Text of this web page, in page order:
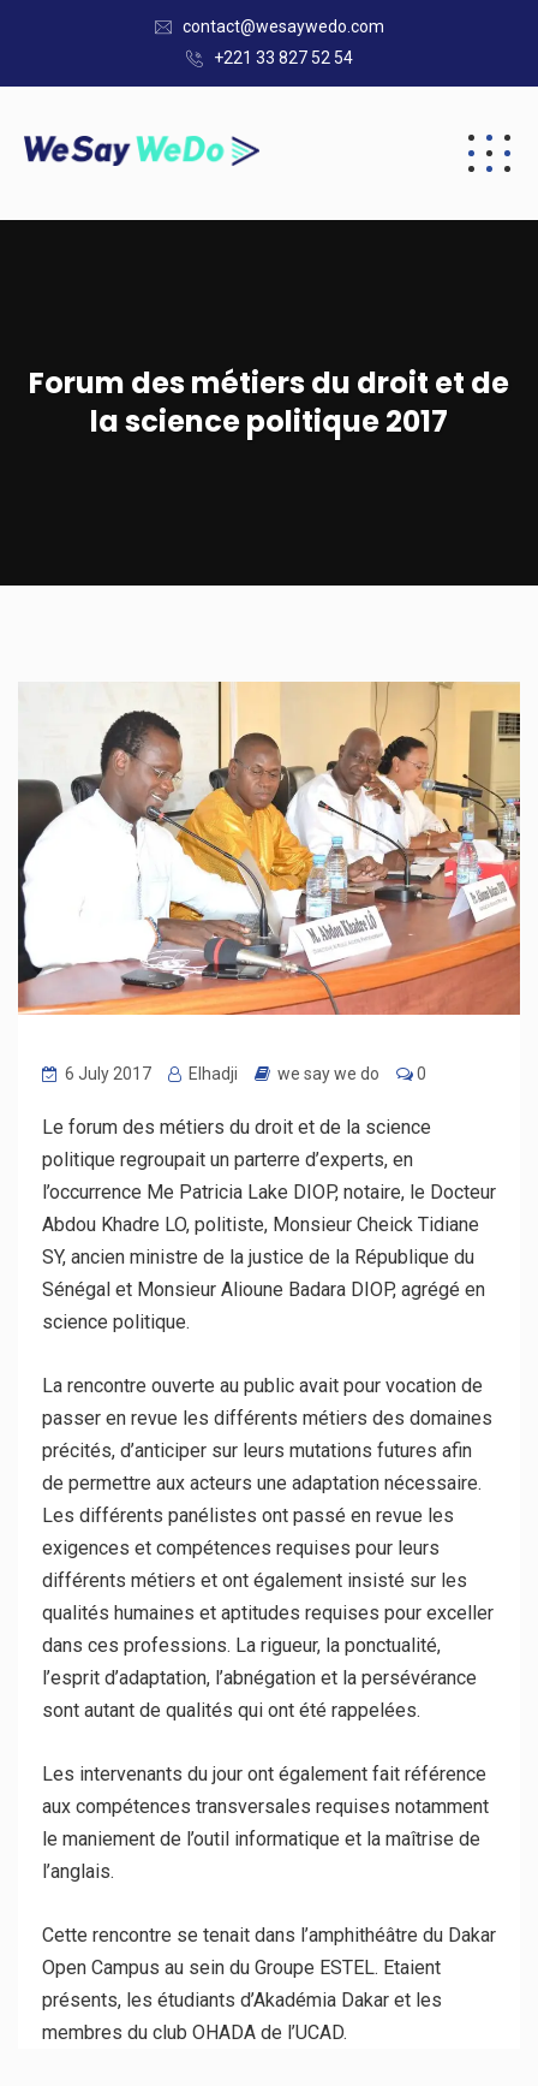
contact@wesaywedo.com
+221 33 827 52 54
Forum des métiers du droit et de
la science politique 2017
6 July 2017 Elhadji we say we do 0
Le forum des métiers du droit et de la science
politique regroupait un parterre d’experts, en
l’occurrence Me Patricia Lake DIOP, notaire, le Docteur
Abdou Khadre LO, politiste, Monsieur Cheick Tidiane
SY, ancien ministre de la justice de la République du
Sénégal et Monsieur Alioune Badara DIOP, agrégé en
science politique.
La rencontre ouverte au public avait pour vocation de
passer en revue les différents métiers des domaines
précités, d’anticiper sur leurs mutations futures afin
de permettre aux acteurs une adaptation nécessaire.
Les différents panélistes ont passé en revue les
exigences et compétences requises pour leurs
différents métiers et ont également insisté sur les
qualités humaines et aptitudes requises pour exceller
dans ces professions. La rigueur, la ponctualité,
l’esprit d’adaptation, l’abnégation et la persévérance
sont autant de qualités qui ont été rappelées.
Les intervenants du jour ont également fait référence
aux compétences transversales requises notamment
le maniement de l’outil informatique et la maîtrise de
l’anglais.
Cette rencontre se tenait dans l’amphithéâtre du Dakar
Open Campus au sein du Groupe ESTEL. Etaient
présents, les étudiants d’Akadémia Dakar et les
membres du club OHADA de l’UCAD.